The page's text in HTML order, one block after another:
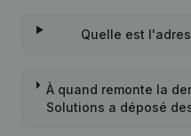
Quelle est
À quand remonte la
Solutions a déposé